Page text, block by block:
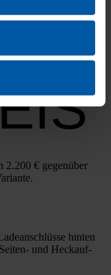
2.200 € gegen­über
hin­ten
und Heck­auf­